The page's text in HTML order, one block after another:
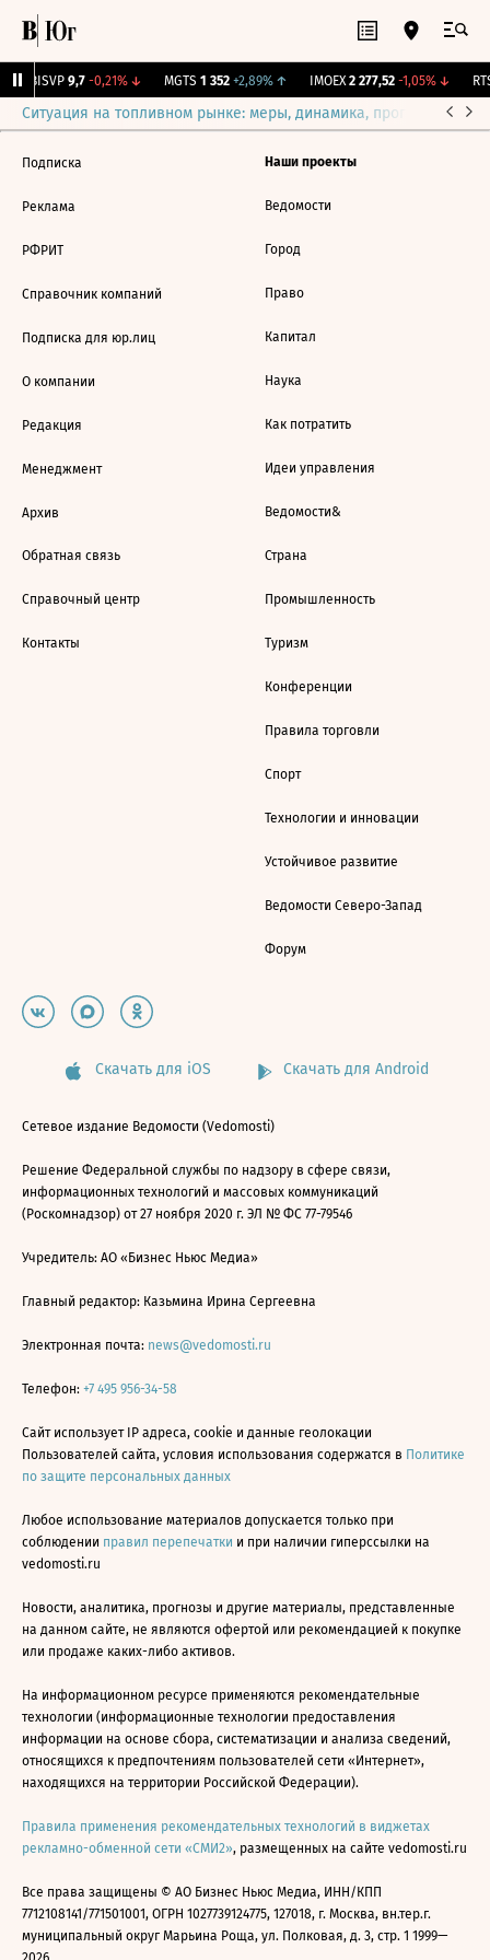
BISVP 9,7 -0,21%↓ MGTS 1 352 +2,89%↑ IMOEX 2 277,52 -1,05%↓
Ситуация на топливном рынке: меры, динамика, прогнозы
Подписка
Реклама
РФРИТ
Справочник компаний
Подписка для юр.лиц
О компании
Редакция
Менеджмент
Архив
Обратная связь
Справочный центр
Контакты
Наши проекты
Ведомости
Город
Право
Капитал
Наука
Как потратить
Идеи управления
Ведомости&
Страна
Промышленность
Туризм
Конференции
Правила торговли
Спорт
Технологии и инновации
Устойчивое развитие
Ведомости Северо-Запад
Форум
Скачать для iOS Скачать для Android
Сетевое издание Ведомости (Vedomosti)
Решение Федеральной службы по надзору в сфере связи,
информационных технологий и массовых коммуникаций
(Роскомнадзор) от 27 ноября 2020 г. ЭЛ № ФС 77-79546
Учредитель: АО «Бизнес Ньюс Медиа»
Главный редактор: Казьмина Ирина Сергеевна
Электронная почта: news@vedomosti.ru
Телефон: +7 495 956-34-58
Сайт использует IP адреса, cookie и данные геолокации
Пользователей сайта, условия использования содержатся в Политике
по защите персональных данных
Любое использование материалов допускается только при
соблюдении правил перепечатки и при наличии гиперссылки на
vedomosti.ru
Новости, аналитика, прогнозы и другие материалы, представленные
на данном сайте, не являются офертой или рекомендацией к покупке
или продаже каких-либо активов.
На информационном ресурсе применяются рекомендательные
технологии (информационные технологии предоставления
информации на основе сбора, систематизации и анализа сведений,
относящихся к предпочтениям пользователей сети «Интернет»,
находящихся на территории Российской Федерации).
Правила применения рекомендательных технологий в виджетах
рекламно-обменной сети «СМИ2», размещенных на сайте vedomosti.ru
Все права защищены © АО Бизнес Ньюс Медиа, ИНН/КПП
7712108141/771501001, ОГРН 1027739124775, 127018, г. Москва, вн.тер.г.
муниципальный округ Марьина Роща, ул. Полковая, д. 3, стр. 1 1999—